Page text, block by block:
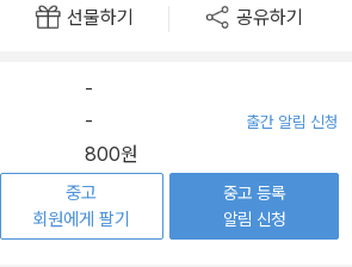
선물하기 공유하기
-
- 출간 알림 신청
800원
중고
회원에게 팔기
중고 등록
알림 신청